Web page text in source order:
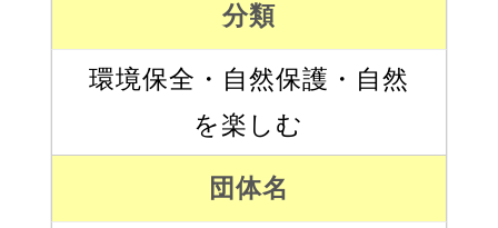
分類
環境保全・自然保護・自然
を楽しむ
団体名